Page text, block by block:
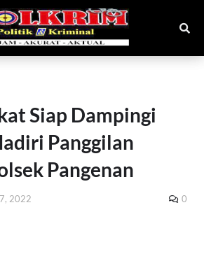
Siap Dampingi
Panggilan
Pangenan
2022 0